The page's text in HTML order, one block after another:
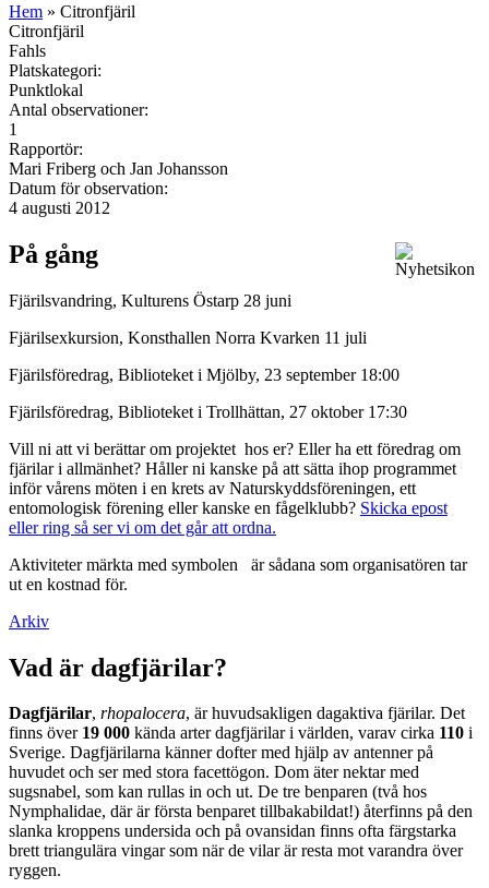
Hem » Citronfjäril
Citronfjäril
Fahls
Platskategori:
Punktlokal
Antal observationer:
1
Rapportör:
Mari Friberg och Jan Johansson
Datum för observation:
4 augusti 2012
På gång
Fjärilsvandring, Kulturens Östarp 28 juni
Fjärilsexkursion, Konsthallen Norra Kvarken 11 juli
Fjärilsföredrag, Biblioteket i Mjölby, 23 september 18:00
Fjärilsföredrag, Biblioteket i Trollhättan, 27 oktober 17:30
Vill ni att vi berättar om projektet hos er? Eller ha ett föredrag om
fjärilar i allmänhet? Håller ni kanske på att sätta ihop programmet
inför vårens möten i en krets av Naturskyddsföreningen, ett
entomologisk förening eller kanske en fågelklubb? Skicka epost
eller ring så ser vi om det går att ordna.
Aktiviteter märkta med symbolen
är sådana som organisatören tar
ut en kostnad för.
Arkiv
Vad är dagfjärilar?
Dagfjärilar, rhopalocera, är huvudsakligen dagaktiva fjärilar. Det
finns över 19 000 kända arter dagfjärilar i världen, varav cirka 110 i
Sverige. Dagfjärilarna känner dofter med hjälp av antenner på
huvudet och ser med stora facettögon. Dom äter nektar med
sugsnabel, som kan rullas in och ut. De tre benparen (två hos
Nymphalidae, där är första benparet tillbakabildat!) återfinns på den
slanka kroppens undersida och på ovansidan finns ofta färgstarka
brett triangulära vingar som när de vilar är resta mot varandra över
ryggen.